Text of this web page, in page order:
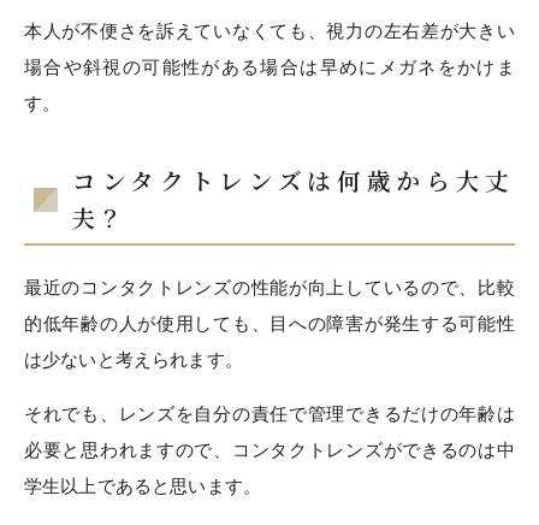
本人が不便さを訴えていなくても、視力の左右差が大きい
場合や斜視の可能性がある場合は早めにメガネをかけま
す。
コンタクトレンズは何歳から大丈
夫？
最近のコンタクトレンズの性能が向上しているので、比較
的低年齢の人が使用しても、目への障害が発生する可能性
は少ないと考えられます。
それでも、レンズを自分の責任で管理できるだけの年齢は
必要と思われますので、コンタクトレンズができるのは中
学生以上であると思います。